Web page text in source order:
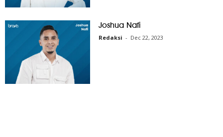
Joshua Nafi
Redaksi - Dec 22, 2023